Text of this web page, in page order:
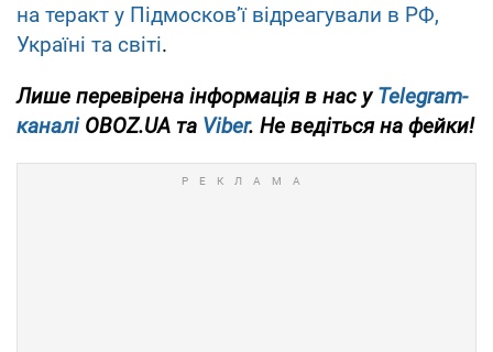
на теракт у Підмосковʼї відреагували в РФ,
Україні та світі.
Лише перевірена інформація в нас уTelegram-
каналіOBOZ.UA та Viber. Не ведіться на фейки!